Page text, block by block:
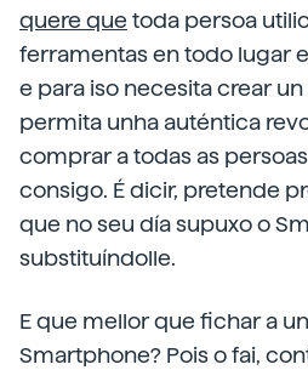
quere que toda persoa
ferramentas en todo lugar
e para iso necesita crear
permita unha auténtica
comprar a todas as
consigo. É dicir, pretende
que no seu día supuxo o
substituíndolle.
E que mellor que fichar a
Smartphone? Pois o fai,